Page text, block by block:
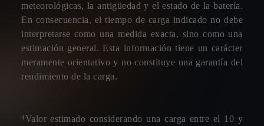
meteorológicas, la antigüedad y el estado de la batería.
En consecuencia, el tiempo de carga indicado no debe
interpretarse como una medida exacta, sino como una
estimación general. Esta información tiene un carácter
meramente orientativo y no constituye una garantía del
rendimiento de la carga.
⁴Valor estimado considerando una carga entre el 10 y